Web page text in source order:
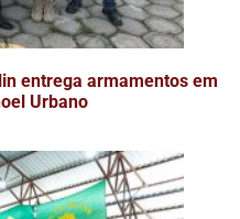
entrega armamentos em
Urbano